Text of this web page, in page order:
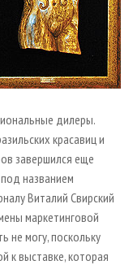
дилеры.
красавиц и
завершился еще
названием
Виталий Свирский
маркетинговой
не могу, поскольку
к выставке, которая